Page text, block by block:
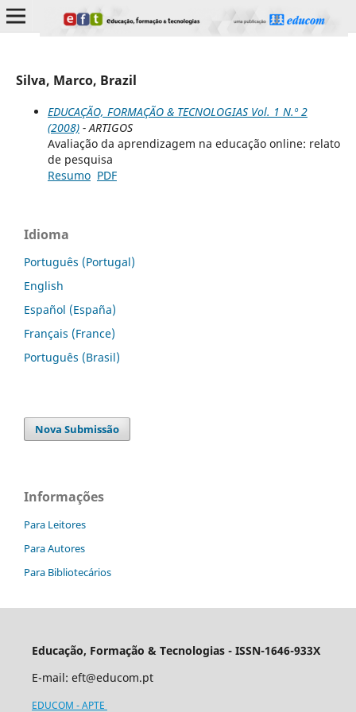
Silva, Marco, Brazil
EDUCAÇÃO, FORMAÇÃO & TECNOLOGIAS Vol. 1 N.º 2
(2008)- ARTIGOS
Avaliação da aprendizagem na educação online: relato
de pesquisa
Resumo PDF
Idioma
Português (Portugal)
English
Español (España)
Français (France)
Português (Brasil)
Nova Submissão
Informações
Para Leitores
Para Autores
Para Bibliotecários
Educação, Formação & Tecnologias - ISSN-1646-933X
E-mail: eft@educom.pt
EDUCOM - APTE